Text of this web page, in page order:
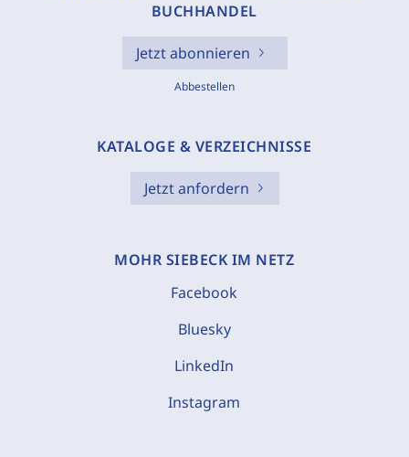
BUCHHANDEL
Jetzt abonnieren
Abbestellen
KATALOGE & VERZEICHNISSE
Jetzt anfordern
MOHR SIEBECK IM NETZ
Facebook
Bluesky
LinkedIn
Instagram